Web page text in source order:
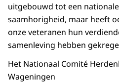
uitgebouwd tot een
saamhorigheid, maar heeft
onze veteranen hun
samenleving hebben
Het Nationaal Comité
Wageningen